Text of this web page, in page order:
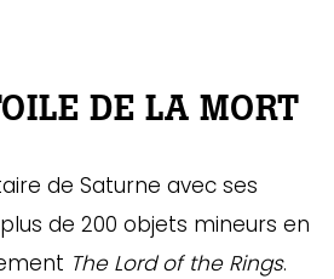
DE LA MORT
de Saturne avec ses
de 200 objets mineurs en
The Lord of the Rings.